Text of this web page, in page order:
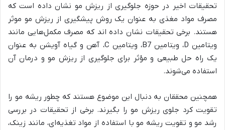
تحقیقات اخیر در حوزه جلوگیری از ریزش مو نشان داده است که
مصرف مواد مغذی به عنوان یک روش پیشگیری از ریزش مو موثر
هستند. برخی تحقیقات نشان داده اند که مصرف مکمل‌هایی مانند
ویتامین D، ویتامین B7، ویتامین C، آهن و گیاه آویشن به عنوان
یک راه حل طبیعی و مؤثر برای جلوگیری از ریزش مو و درمان آن
استفاده می‌شوند.
همچنین محققان به دنبال این موضوع هستند که چطور ریشه مو را
تقویت کرد جلوی ریزش مو را بگیرند. برخی از تحقیقات در بررسی
رشد مو و تقویت ریشه مو با استفاده از مواد تغذیه‌ای، مانند زینک،